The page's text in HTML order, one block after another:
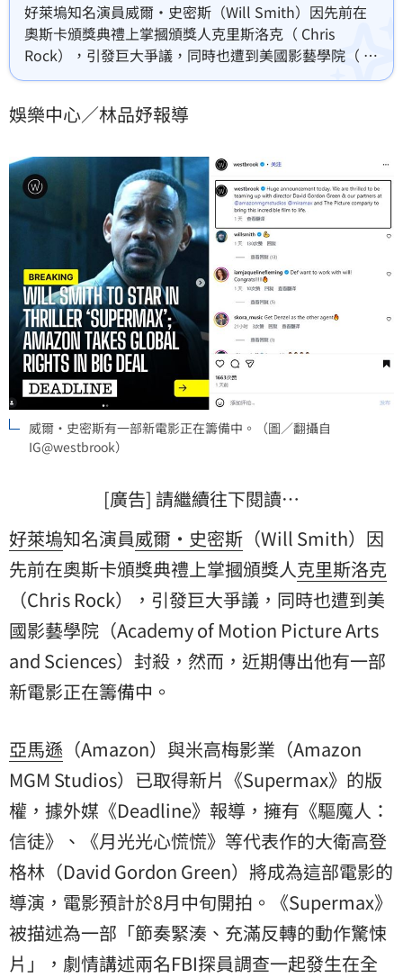
好萊塢知名演員威爾·史密斯（Will Smith）因先前在
奧斯卡頒獎典禮上掌摑頒獎人克里斯洛克（ Chris
Rock），引發巨大爭議，同時也遭到美國影藝學院（
Academy of Motion Picture Arts and Sciences） 封
妤
娛樂中心／林品妤報導
威爾·史密斯有一部新電影正在籌備中。（圖／翻攝自
IG@westbrook）
[廣告] 請繼續往下閱讀…
好萊塢知名演員威爾·史密斯 （Will Smith）因
先前在奧斯卡頒獎典禮上掌摑頒獎人克里斯洛克
（Chris Rock），引發巨大爭議，同時也遭到美
國影藝學院（Academy of Motion Picture Arts
and Sciences）封殺，然而，近期傳出他有一部
新電影正在籌備中。
亞馬遜 （Amazon）與米高梅影業（Amazon
MGM Studios）已取得新片《Supermax》的版
權，據外媒《Deadline》報導，擁有《驅魔人：
信徒》、《月光光心慌慌》等代表作的大衛高登
格林 （David Gordon Green）將成為這部電影的
導演，電影預計於8月中旬開拍。《Supermax》
被描述為一部「節奏緊湊、充滿反轉的動作驚悚
片」，劇情講述兩名FBI探員調查一起發生在全